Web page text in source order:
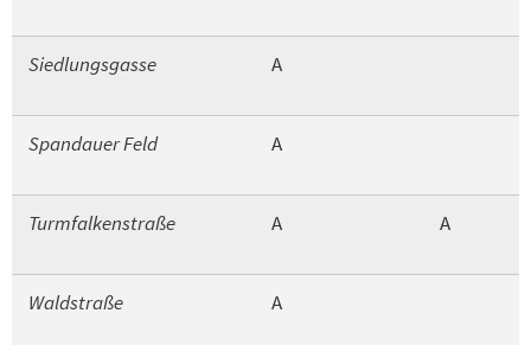
Siedlungsgasse A
Spandauer Feld A
Turmfalkenstraße A A
Waldstraße A